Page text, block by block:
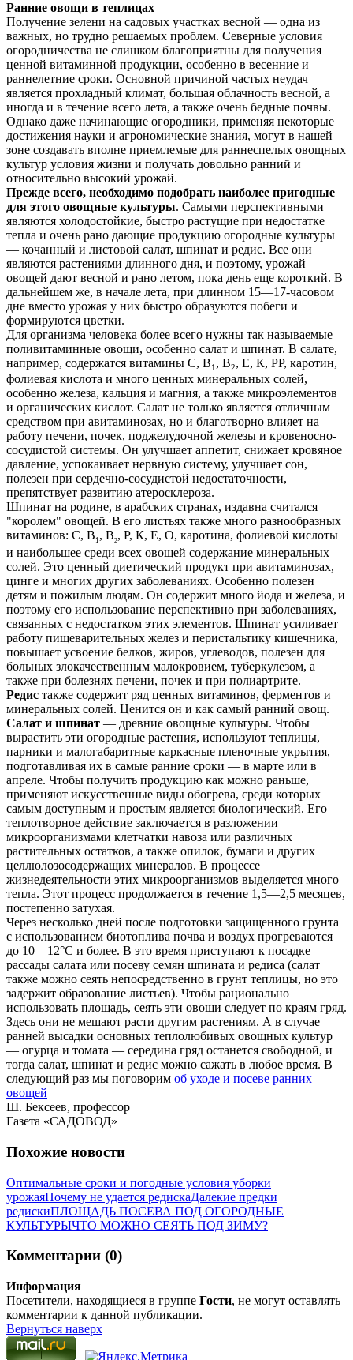
Ранние овощи в теплицах
Получение зелени на садовых участках весной — одна из
важных, но трудно решаемых проблем. Северные условия
огородничества не слишком благоприятны для получения
ценной витаминной продукции, особенно в весенние и
раннелетние сроки. Основной причиной частых неудач
является прохладный климат, большая облачность весной, а
иногда и в течение всего лета, а также очень бедные почвы.
Однако даже начинающие огородники, применяя некоторые
достижения науки и агрономические знания, могут в нашей
зоне создавать вполне приемлемые для раннеспелых овощных
культур условия жизни и получать довольно ранний и
относительно высокий урожай.
Прежде всего, необходимо подобрать наиболее пригодные
для этого овощные культуры. Самыми перспективными
являются холодостойкие, быстро растущие при недостатке
тепла и очень рано дающие продукцию огородные культуры
— кочанный и листовой салат, шпинат и редис. Все они
являются растениями длинного дня, и поэтому, урожай
овощей дают весной и рано летом, пока день еще короткий. В
дальнейшем же, в начале лета, при длинном 15—17-часовом
дне вместо урожая у них быстро образуются побеги и
формируются цветки.
Для организма человека более всего нужны так называемые
поливитаминные овощи, особенно салат и шпинат. В салате,
например, содержатся витамины С, В1 , В2, Е, К, РР, каротин,
фолиевая кислота и много ценных минеральных солей,
особенно железа, кальция и магния, а также микроэлементов
и органических кислот. Салат не только является отличным
средством при авитаминозах, но и благотворно влияет на
работу печени, почек, поджелудочной железы и кровеносно-
сосудистой системы. Он улучшает аппетит, снижает кровяное
давление, успокаивает нервную систему, улучшает сон,
полезен при сердечно-сосудистой недостаточности,
препятствует развитию атеросклероза.
Шпинат на родине, в арабских странах, издавна считался
"королем" овощей. В его листьях также много разнообразных
витаминов: С, В 1 , В2, Р, К, Е, О, каротина, фолиевой кислоты
и наибольшее среди всех овощей содержание минеральных
солей. Это ценный диетический продукт при авитаминозах,
цинге и многих других заболеваниях. Особенно полезен
детям и пожилым людям. Он содержит много йода и железа, и
поэтому его использование перспективно при заболеваниях,
связанных с недостатком этих элементов. Шпинат усиливает
работу пищеварительных желез и перистальтику кишечника,
повышает усвоение белков, жиров, углеводов, полезен для
больных злокачественным малокровием, туберкулезом, а
также при болезнях печени, почек и при полиартрите.
Редис также содержит ряд ценных витаминов, ферментов и
минеральных солей. Ценится он и как самый ранний овощ.
Салат и шпинат — древние овощные культуры. Чтобы
вырастить эти огородные растения, используют теплицы,
парники и малогабаритные каркасные пленочные укрытия,
подготавливая их в самые ранние сроки — в марте или в
апреле. Чтобы получить продукцию как можно раньше,
применяют искусственные виды обогрева, среди которых
самым доступным и простым является биологический. Его
теплотворное действие заключается в разложении
микроорганизмами клетчатки навоза или различных
растительных остатков, а также опилок, бумаги и других
целлюлозосодержащих минералов. В процессе
жизнедеятельности этих микроорганизмов выделяется много
тепла. Этот процесс продолжается в течение 1,5—2,5 месяцев,
постепенно затухая.
Через несколько дней после подготовки защищенного грунта
с использованием биотоплива почва и воздух прогреваются
до 10—12°С и более. В это время приступают к посадке
рассады салата или посеву семян шпината и редиса (салат
также можно сеять непосредственно в грунт теплицы, но это
задержит образование листьев). Чтобы рационально
использовать площадь, сеять эти овощи следует по краям гряд.
Здесь они не мешают расти другим растениям. А в случае
ранней высадки основных теплолюбивых овощных культур
— огурца и томата — середина гряд останется свободной, и
тогда салат, шпинат и редис можно сажать в любое время. В
следующий раз мы поговорим об уходе и посеве ранних
овощей
Ш. Бексеев, профессор
Газета «САДОВОД»
Похожие новости
Оптимальные сроки и погодные условия уборки
урожаяПочему не удается редискаДалекие предки
редискиПЛОЩАДЬ ПОСЕВА ПОД ОГОРОДНЫЕ
КУЛЬТУРЫЧТО МОЖНО СЕЯТЬ ПОД ЗИМУ?
Комментарии (0)
Информация
Посетители, находящиеся в группе Гости, не могут оставлять
комментарии к данной публикации.
Вернуться наверх